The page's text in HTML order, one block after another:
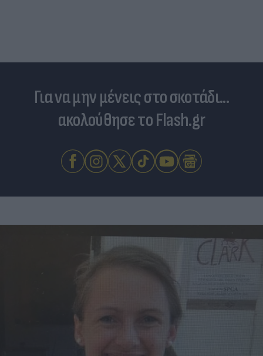
Για να μην μένεις στο σκοτάδι...
ακολούθησε το Flash.gr